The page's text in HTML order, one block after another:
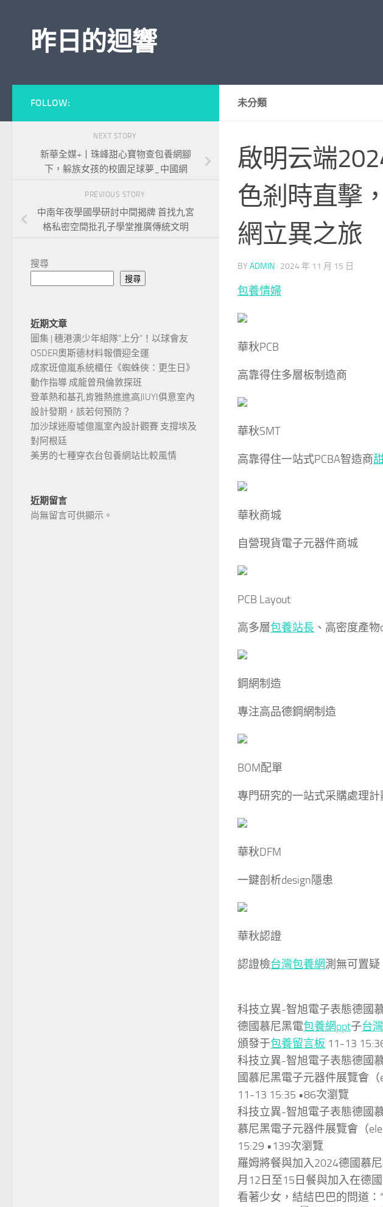
昨日的迴響
未分類
啟明云端
色剎時直擊
網立異之旅
BY ADMIN · 2024 年 11 月 15 日
包養情婦
華秋PCB
高靠得住多層板制造商
華秋SMT
高靠得住一站式PCBA智造商
華秋商城
自營現貨電子元器件商城
PCB Layout
高多層包養站長 、高密度產物
鋼網制造
專注高品德鋼網制造
BOM配單
專門研究的一站式采購處理計
華秋DFM
一鍵剖析design隱患
華秋認證
認證檢台灣包養網測無可置疑
科技立異-智旭電子表態德國
德國慕尼黑電包養網ppt子台
頒發于包養留言板 11-13
科技立異-智旭電子表態德國
國慕尼黑電子元器件展覽會
11-13 15:35 •86次瀏覽
科技立異-智旭電子表態德國
慕尼黑電子元器件展覽會（
15:29 •139次瀏覽
羅姆將餐與加入2024德國慕
月12日至15日餐與加入在德
看著少女，結結巴巴的問道
FOLLOW:
NEXT STORY
新華全媒+丨珠峰甜心寶物查包養網腳
下，躲族女孩的校園足球夢_中國網
PREVIOUS STORY
中南年夜學國學研討中間揭牌 首找九宮
格私密空間批孔子學堂推廣傳統文明
搜尋
搜尋
近期文章
圖集 | 穗港澳少年組隊“上分“！以球會友
OSDER奧斯德材料報價迎全運
成家班億嵐系統櫃任《蜘蛛俠：更生日》
動作指導 成龍曾飛倫敦探班
登革熱和基孔肯雅熱進進高JIUYI俱意室內
設計發期，該若何預防？
加沙球迷廢墟億嵐室內設計觀賽 支撐埃及
對阿根廷
美男的七種穿衣台包養網站比較風情
近期留言
尚無留言可供顯示。